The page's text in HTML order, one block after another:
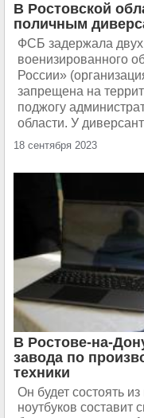
В Ростовской
поличным
ФСБ задержала двух
военизированного
России»
запрещена на
поджогу
области. У
18 сентября 2023
В Ростове-на-
завода по
техники
Он будет состоять
ноутбуков составит